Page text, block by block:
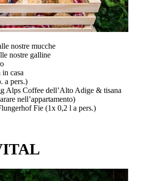
nostre mucche
nostre galline
casa
a pers.)
Alps Coffee dell’Alto Adige & tisana
nell’appartamento)
Fie (1x 0,2 l a pers.)